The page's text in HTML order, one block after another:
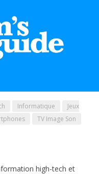
Informatique
Jeux
TV Image Son
high-tech et